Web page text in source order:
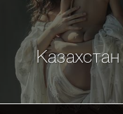
Казахстан